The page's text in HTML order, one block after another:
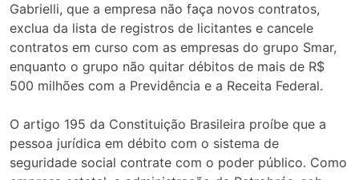
Gabrielli, que a empresa não faça novos contratos,
exclua da lista de registros de licitantes e cancele
contratos em curso com as empresas do grupo Smar,
enquanto o grupo não quitar débitos de mais de R$
500 milhões com a Previdência e a Receita Federal.
O artigo 195 da Constituição Brasileira proíbe que a
pessoa jurídica em débito com o sistema de
seguridade social contrate com o poder público. Como